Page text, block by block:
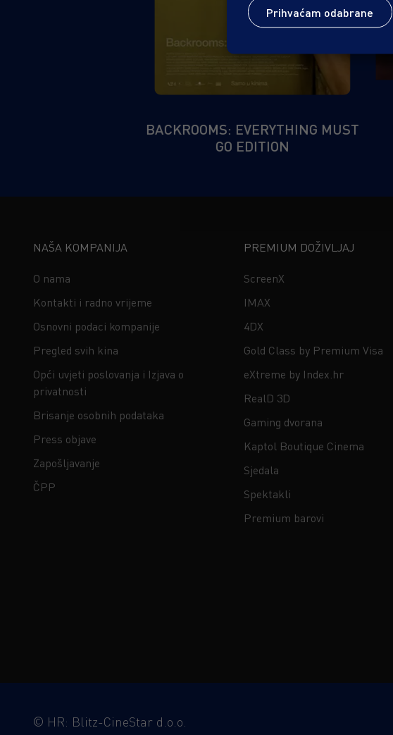
BACKROOMS: EVERYTHING MUST
GO EDITION
NAŠA KOMPANIJA
O nama
Kontakti i radno vrijeme
Osnovni podaci kompanije
Pregled svih kina
Opći uvjeti poslovanja i Izjava o
privatnosti
Brisanje osobnih podataka
Press objave
Zapošljavanje
ČPP
PREMIUM DOŽIVLJAJ
ScreenX
IMAX
4DX
Gold Class by Premium Visa
eXtreme by Index.hr
RealD 3D
Gaming dvorana
Kaptol Boutique Cinema
Sjedala
Spektakli
Premium barovi
© HR: Blitz-CineStar d.o.o.
Prihvaćam odabrane